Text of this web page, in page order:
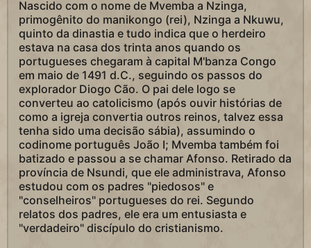
Nascido com o nome de Mvemba a Nzinga,
primogênito do manikongo (rei), Nzinga a Nkuwu,
quinto da dinastia e tudo indica que o herdeiro
estava na casa dos trinta anos quando os
portugueses chegaram à capital M'banza Congo
em maio de 1491 d.C., seguindo os passos do
explorador Diogo Cão. O pai dele logo se
converteu ao catolicismo (após ouvir histórias de
como a igreja convertia outros reinos, talvez essa
tenha sido uma decisão sábia), assumindo o
codinome português João I; Mvemba também foi
batizado e passou a se chamar Afonso. Retirado da
província de Nsundi, que ele administrava, Afonso
estudou com os padres "piedosos" e
"conselheiros" portugueses do rei. Segundo
relatos dos padres, ele era um entusiasta e
"verdadeiro" discípulo do cristianismo.